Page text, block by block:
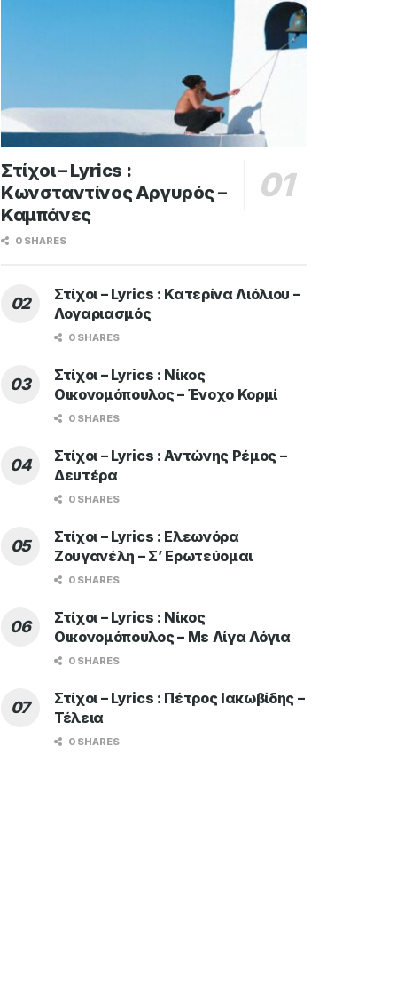
Στίχοι – Lyrics :
Κωνσταντίνος Αργυρός –
Καμπάνες
0 SHARES
Στίχοι – Lyrics : Κατερίνα Λιόλιου –
Λογαριασμός
0 SHARES
Στίχοι – Lyrics : Νίκος
Οικονομόπουλος – Ένοχο Κορμί
0 SHARES
Στίχοι – Lyrics : Αντώνης Ρέμος –
Δευτέρα
0 SHARES
Στίχοι – Lyrics : Ελεωνόρα
Ζουγανέλη – Σ’ Ερωτεύομαι
0 SHARES
Στίχοι – Lyrics : Νίκος
Οικονομόπουλος – Με Λίγα Λόγια
0 SHARES
Στίχοι – Lyrics : Πέτρος Ιακωβίδης –
Τέλεια
0 SHARES